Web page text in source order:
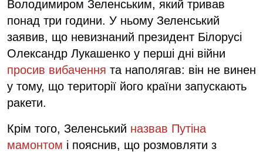
Володимиром Зеленським, який тривав
понад три години. У ньому Зеленський
заявив, що невизнаний президент Білорусі
Олександр Лукашенко у перші дні війни
просив вибачення та наполягав: він не винен
у тому, що території його країни запускають
ракети.
Крім того, Зеленський назвав Путіна
мамонтом і пояснив, що розмовляти з